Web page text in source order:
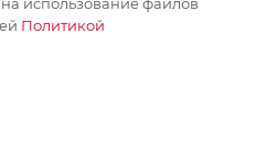
Политикой